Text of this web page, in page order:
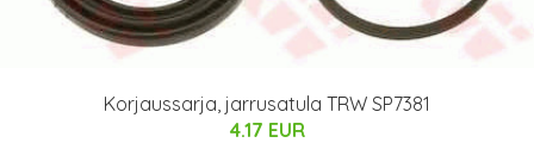
Korjaussarja, jarrusatula TRW SP7381
4.17 EUR